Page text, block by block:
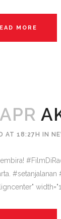
MORE
AT 18:27H IN